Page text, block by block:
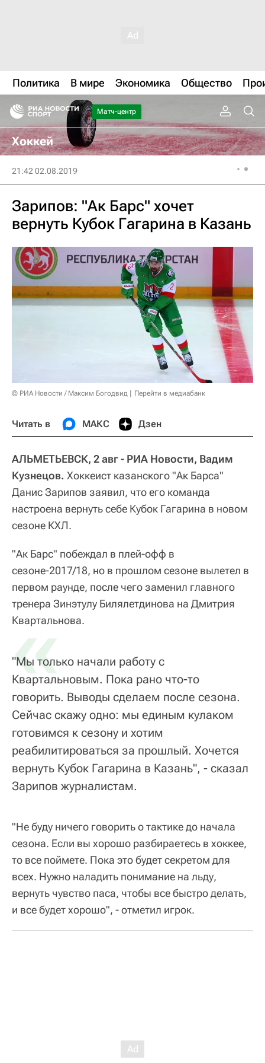
Политика В мире Экономика Общество
Матч-центр
Хоккей
21:42 02.08.2019
Зарипов: "Ак Барс" хочет
вернуть Кубок Гагарина в Казань
© РИА Новости / Максим Богодвид Перейти в медиабанк
Читать в МАКС Дзен
АЛЬМЕТЬЕВСК, 2 авг - РИА Новости, Вадим
Кузнецов. Хоккеист казанского "Ак Барса"
Данис Зарипов заявил, что его команда
настроена вернуть себе Кубок Гагарина в новом
сезоне КХЛ.
"Ак Барс" побеждал в плей-офф в
сезоне-2017/18, но в прошлом сезоне вылетел в
первом раунде, после чего заменил главного
тренера Зинэтулу Билялетдинова на Дмитрия
Квартальнова.
«
"Мы только начали работу с
Квартальновым. Пока рано что-то
говорить. Выводы сделаем после сезона.
Сейчас скажу одно: мы единым кулаком
готовимся к сезону и хотим
реабилитироваться за прошлый. Хочется
вернуть Кубок Гагарина в Казань", - сказал
Зарипов журналистам.
"Не буду ничего говорить о тактике до начала
сезона. Если вы хорошо разбираетесь в хоккее,
то все поймете. Пока это будет секретом для
всех. Нужно наладить понимание на льду,
вернуть чувство паса, чтобы все быстро делать,
и все будет хорошо", - отметил игрок.